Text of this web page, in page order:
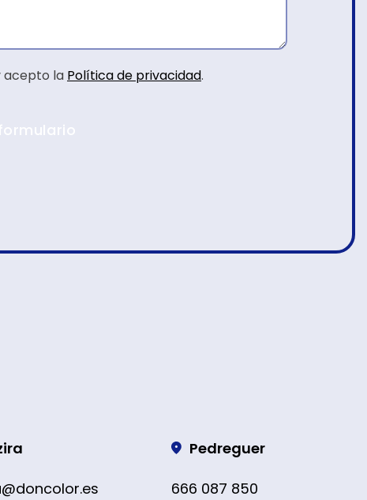
acepto la Política de privacidad.
Pedreguer
666 087 850